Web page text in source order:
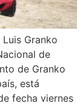
Granko
de
de Granko
está
fecha viernes